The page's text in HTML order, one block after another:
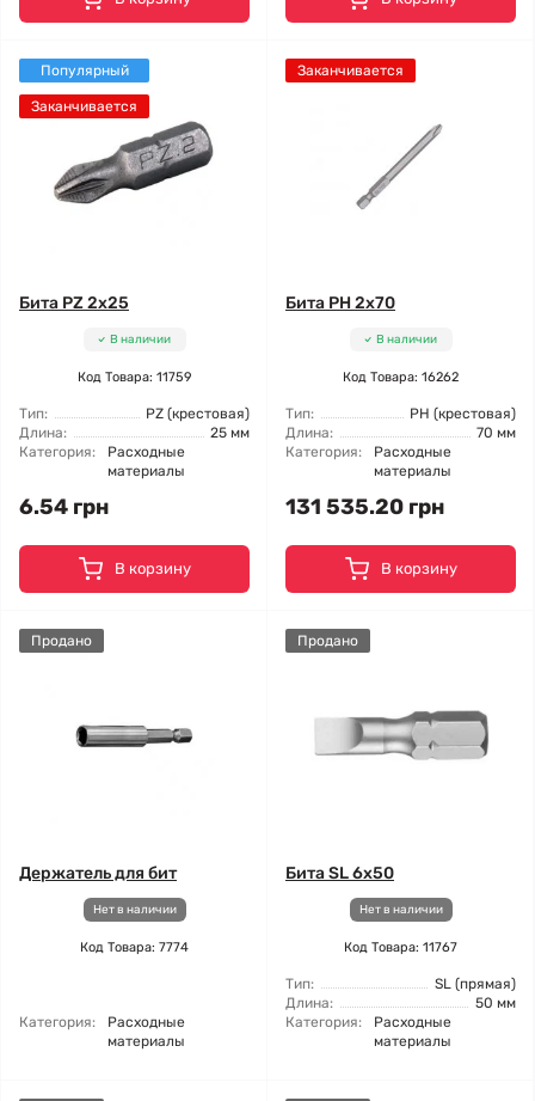
Популярный
Заканчивается
Бита PZ 2x25
В наличии
Код Товара: 11759
Тип:
PZ (крестовая)
Длина:
25 мм
Категория:
Расходные
материалы
6.54 грн
В корзину
Заканчивается
Бита PH 2x70
В наличии
Код Товара: 16262
Тип:
РН (крестовая)
Длина:
70 мм
Категория:
Расходные
материалы
131 535.20 грн
В корзину
Продано
Держатель для бит
Нет в наличии
Код Товара: 7774
Категория:
Расходные
материалы
Продано
Бита SL 6x50
Нет в наличии
Код Товара: 11767
Тип:
SL (прямая)
Длина:
50 мм
Категория:
Расходные
материалы